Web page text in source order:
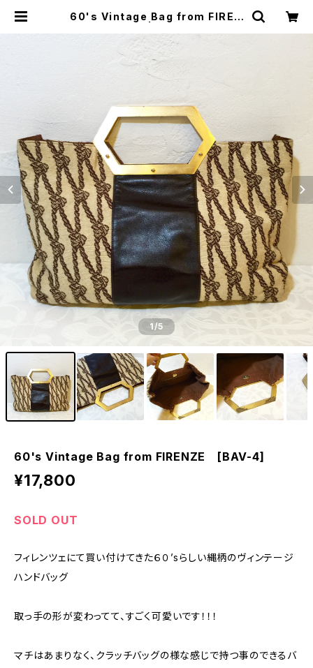
60's Vintage Bag from FIREN
shop
1/5
60's Vintage Bag from FIRENZE [BAV-4]
¥17,800
SOLD OUT
フィレンツェにて買い付けてきた６０’sらしい縄柄のヴィンテージ
ハンドバッグ
取っ手の形が変わってて、すごく可愛いです！！！
マチはあまりなく、クラッチバッグの様な感じで持つ事のできるバ